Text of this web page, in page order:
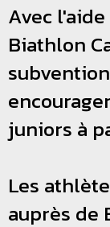
Avec
Biathlon
juniors à
Les
auprès de